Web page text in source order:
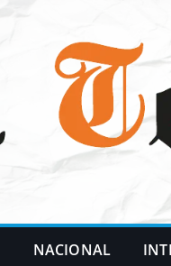
NACIONAL